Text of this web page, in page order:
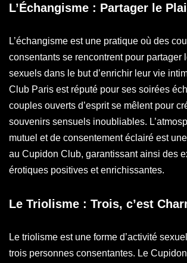
L’Échangisme : Partager le
L’échangisme est une pratique où des
consentants se rencontrent pour partager
sexuels dans le but d’enrichir leur vie
Club Paris est réputé pour ses soirées
couples ouverts d’esprit se mêlent pour
souvenirs sensuels inoubliables.
mutuel et de consentement éclairé est
au Cupidon Club, garantissant ainsi des
érotiques positives et enrichissantes.
Le Triolisme : Trois, c’est
Le triolisme est une forme d’activité
trois personnes consentantes. Le